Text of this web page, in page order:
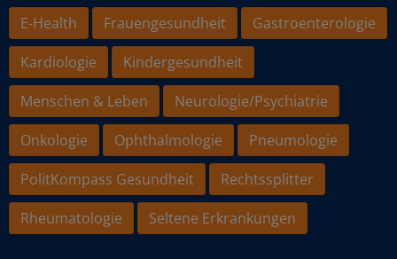
E-Health
Frauengesundheit
Gastroenterologie
Kardiologie
Kindergesundheit
Menschen & Leben
Neurologie/Psychiatrie
Onkologie
Ophthalmologie
Pneumologie
PolitKompass Gesundheit
Rechtssplitter
Rheumatologie
Seltene Erkrankungen